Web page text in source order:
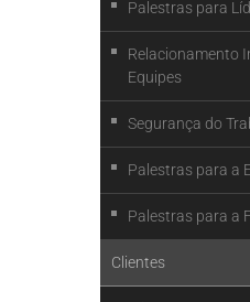
Palestras para
Relacionamento
Equipes
Segurança do
Palestras para a
Palestras para a
Clientes